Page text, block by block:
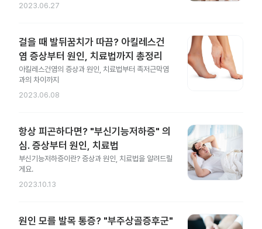
2023.06.27
걸을 때 발뒤꿈치가 따끔? 아킬레스건
염 증상부터 원인, 치료법까지 총정리
아킬레스건염의 증상과 원인, 치료법부터 족저근막염
과의 차이까지
2023.06.08
항상 피곤하다면? "부신기능저하증" 의
심. 증상부터 원인, 치료법
부신기능저하증이란? 증상과 원인, 치료법을 알려드릴
게요.
2023.10.13
원인 모를 발목 통증? "부주상골증후군"